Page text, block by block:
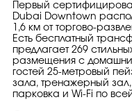
Первый
Dubai Downtown
1,6 км от торгово-
Есть бесплатный
предлагает 269
размещения с
гостей 25-метровый
зала, тренажерный зал,
парковка и Wi-Fi по